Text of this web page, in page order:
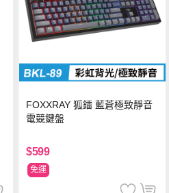
FOXXRAY 狐鐳 藍蒼極致靜音
電競鍵盤
$599
免運